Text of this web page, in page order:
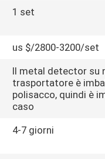
1 set
us $/2800-3200/set
Il metal detector su
trasportatore è
polisacco, quindi è
caso
4-7 giorni